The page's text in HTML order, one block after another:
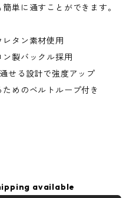
単に通すことができます。
タン素材使用
製バックル採用
せる設計で強度アップ
めのベルトループ付き
available